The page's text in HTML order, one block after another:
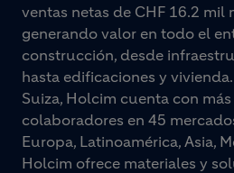
ventas netas de CHF 16.2 mil
generando valor en todo el
construcción, desde
hasta edificaciones y
Suiza, Holcim cuenta con
colaboradores en 45
Europa, Latinoamérica, Asia,
Holcim ofrece materiales y